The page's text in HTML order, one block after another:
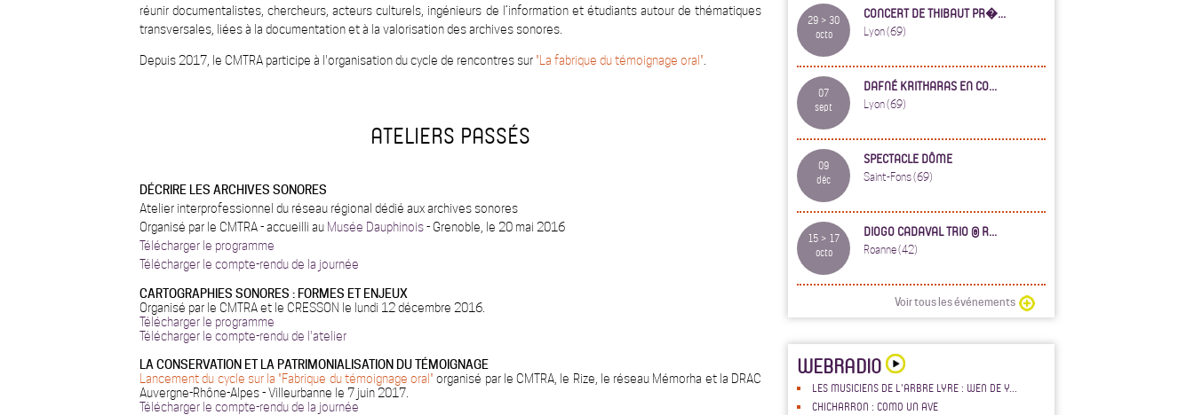
réunir documentalistes, chercheurs, acteurs culturels, ingénieurs de l’information et étudiants autour de thématiques
transversales, liées à la documentation et à la valorisation des archives sonores.
Depuis 2017, le CMTRA participe à l'organisation du cycle de rencontres sur "La fabrique du témoignage oral"
ATELIERS PASSÉS
DÉCRIRE LES ARCHIVES SONORES
Atelier interprofessionnel du réseau régional dédié aux archives sonores
Organisé par le CMTRA - accueilli au Musée Dauphinois- Grenoble, le 20 mai 2016
Télécharger le programme
Télécharger le compte-rendu de la journée
CARTOGRAPHIES SONORES : FORMES ET ENJEUX
Organisé par le CMTRA et le CRESSON le lundi 12 décembre 2016.
Télécharger le programme
Télécharger le compte-rendu de l'atelier
LA CONSERVATION ET LA PATRIMONIALISATION DU TÉMOIGNAGE
Lancement du cycle sur la "Fabrique du témoignage oral"organisé par le CMTRA, le Rize, le réseau Mémorha et la DRAC
Auvergne-Rhône-Alpes - Villeurbanne le 7 juin 2017.
Télécharger le compte-rendu de la journée
29 > 30
octo
CONCERT DE THIBAUT PR�...
Lyon (69)
07
sept
DAFNÉ KRITHARAS EN CO...
Lyon (69)
09
déc
SPECTACLE DÔME
Saint-Fons (69)
15 > 17
octo
DIOGO CADAVAL TRIO @ R...
Roanne (42)
Voir tous les événements
WEBRADIO
LES MUSICIENS DE L'ARBRE LYRE : WEN DE Y...
CHICHARRON : COMO UN AVE